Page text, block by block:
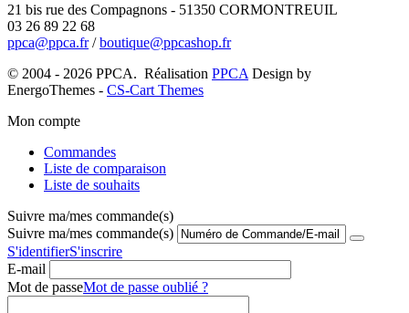
21 bis rue des Compagnons - 51350 CORMONTREUIL
03 26 89 22 68
ppca@ppca.fr/boutique@ppcashop.fr
© 2004 - 2026 PPCA. Réalisation PPCA Design by
EnergoThemes - CS-Cart Themes
Mon compte
Commandes
Liste de comparaison
Liste de souhaits
Suivre ma/mes commande(s)
Suivre ma/mes commande(s)
S'identifierS'inscrire
E-mail
Mot de passeMot de passe oublié ?